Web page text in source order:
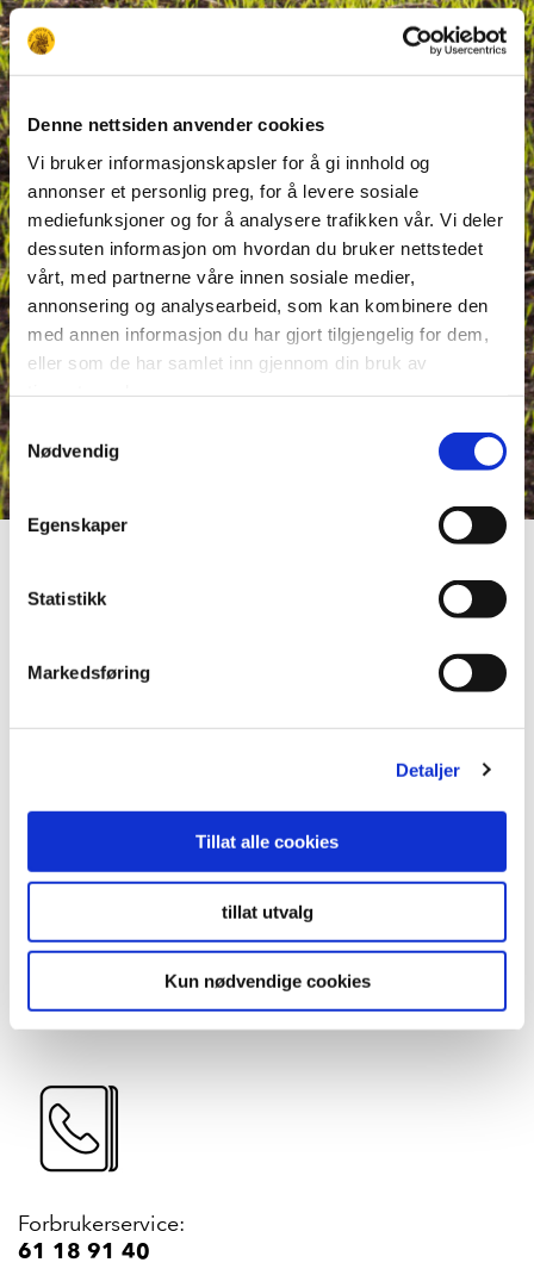
Denne nettsiden anvender cookies
Vi bruker informasjonskapsler for å gi innhold og
annonser et personlig preg, for å levere sosiale
mediefunksjoner og for å analysere trafikken vår. Vi deler
dessuten informasjon om hvordan du bruker nettstedet
vårt, med partnerne våre innen sosiale medier,
annonsering og analysearbeid, som kan kombinere den
med annen informasjon du har gjort tilgjengelig for dem,
eller som de har samlet inn gjennom din bruk av
Samtykkevalg
Nødvendig
Egenskaper
Statistikk
Markedsføring
Detaljer
Tillat alle cookies
tillat utvalg
Kun nødvendige cookies
Vi jobber hver dag for å skape sunne, trygge og
norske egg- og kyllingprodukter til norske
produksjonsanlegg, våre ansatte eller vår ledelse?
Da har du kommer riktig sted.
Har du produktrelaterte spørsmål, eller ønsker å
komme i kontakt med forbrukerservice, trykk på
Forbrukerservice
Forbrukerservice:
61 18 91 40